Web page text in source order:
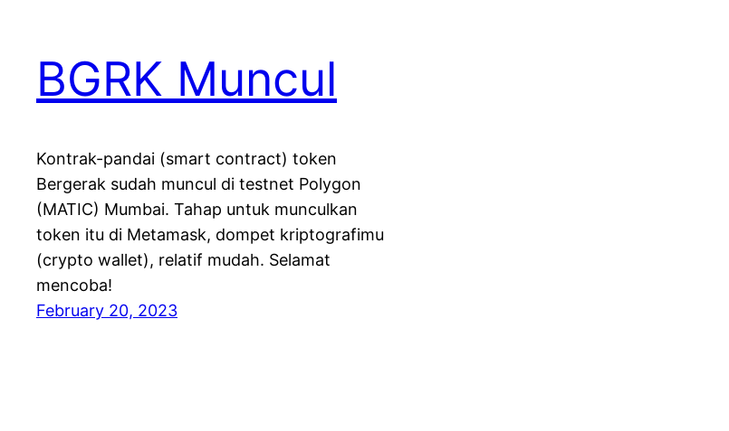
BGRK Muncul
Kontrak-pandai (smart contract) token
Bergerak sudah muncul di testnet Polygon
(MATIC) Mumbai. Tahap untuk munculkan
token itu di Metamask, dompet kriptografimu
(crypto wallet), relatif mudah. Selamat
mencoba!
February 20, 2023